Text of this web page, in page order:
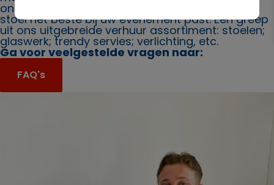
ons. Ook bieden wij u graag advies over welke
stoel het beste bij uw evenement past. Een greep
uit ons uitgebreide verhuur assortiment: stoelen;
glaswerk; trendy servies; verlichting, etc.
Ga voor veelgestelde vragen naar:
FAQ's